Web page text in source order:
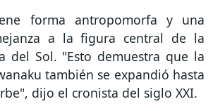
forma antropomorfa y una
a la figura central de la
del Sol. "Esto demuestra que la
también se expandió hasta
dijo el cronista del siglo XXI.